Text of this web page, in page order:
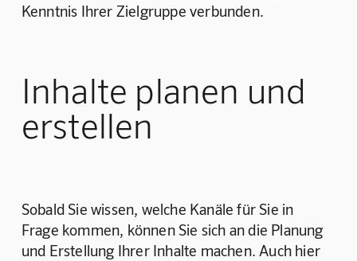
Kenntnis Ihrer Zielgruppe verbunden.
Inhalte planen und
erstellen
Sobald Sie wissen, welche Kanäle für Sie in
Frage kommen, können Sie sich an die Planung
und Erstellung Ihrer Inhalte machen. Auch hier